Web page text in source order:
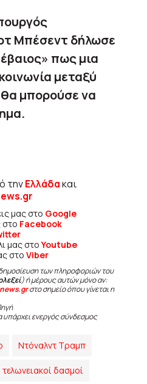
Μπέσεντ δήλωσε
πως μια
μεταξύ
μπορούσε να
τηνΕλλάδακαι
μας στο Google
στο Facebook
μας στοYoutube
στο Viber
των πληροφοριών του
) ή μέρους αυτών μόνο αν:
στο σημείο όπου γίνεται η
υπάρχει ενεργός σύνδεσμος
Ντόναλντ Τραμπ
τελωνειακοί δασμοί